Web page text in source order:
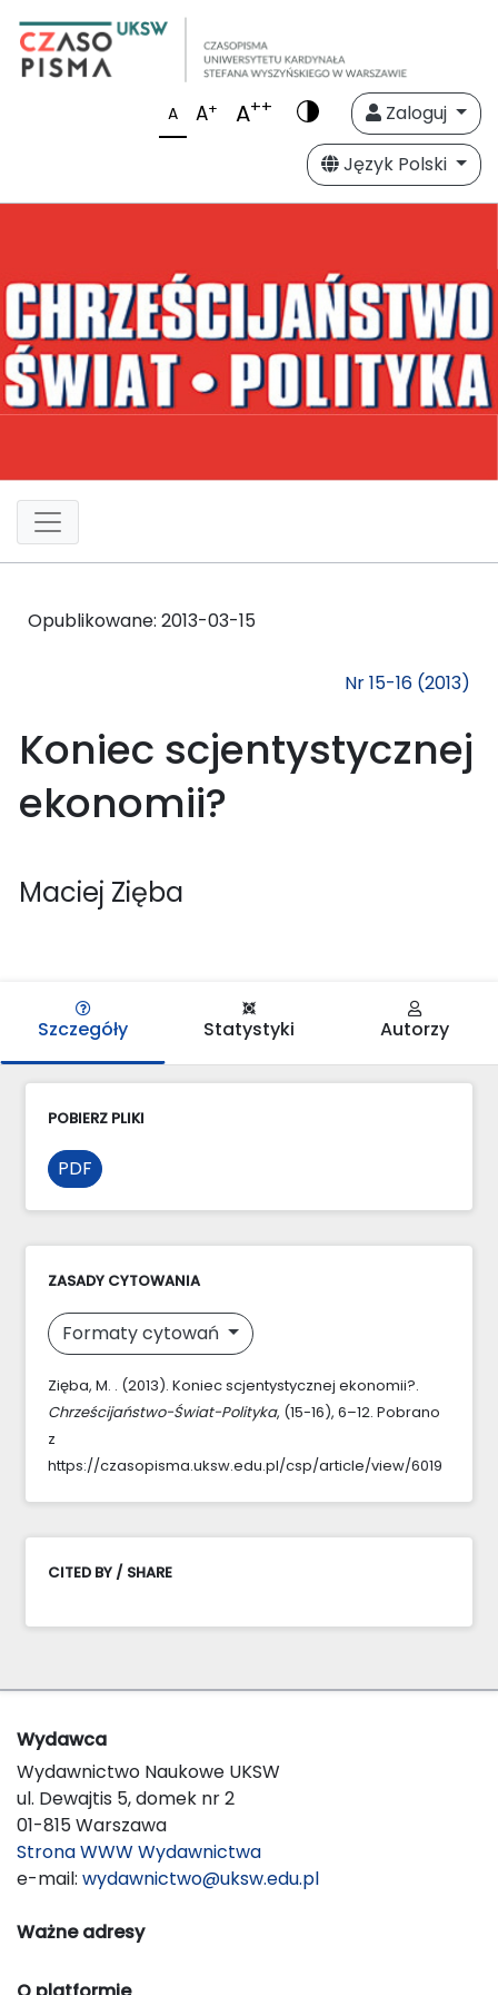
A A+ A++
Zaloguj
Język Polski
Opublikowane: 2013-03-15
Nr 15-16 (2013)
Koniec scjentystycznej
ekonomii?
Maciej Zięba
Szczegóły Statystyki Autorzy
POBIERZ PLIKI
PDF
ZASADY CYTOWANIA
Formaty cytowań
Zięba, M. . (2013). Koniec scjentystycznej ekonomii?.
Chrześcijaństwo-Świat-Polityka, (15-16), 6–12. Pobrano
z
https://czasopisma.uksw.edu.pl/csp/article/view/6019
CITED BY / SHARE
Wydawca
Wydawnictwo Naukowe UKSW
ul. Dewajtis 5, domek nr 2
01-815 Warszawa
Strona WWW Wydawnictwa
e-mail: wydawnictwo@uksw.edu.pl
Ważne adresy